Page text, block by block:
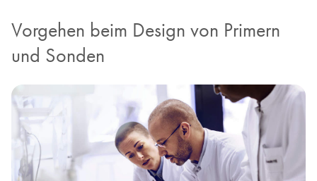
Vorgehen beim Design von Primern
und Sonden